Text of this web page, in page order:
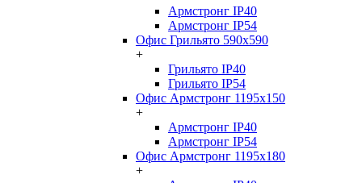
Армстронг IP40
Армстронг IP54
Офис Грильято 590x590
+
Грильято IP40
Грильято IP54
Офис Армстронг 1195x150
+
Армстронг IP40
Армстронг IP54
Офис Армстронг 1195x180
+